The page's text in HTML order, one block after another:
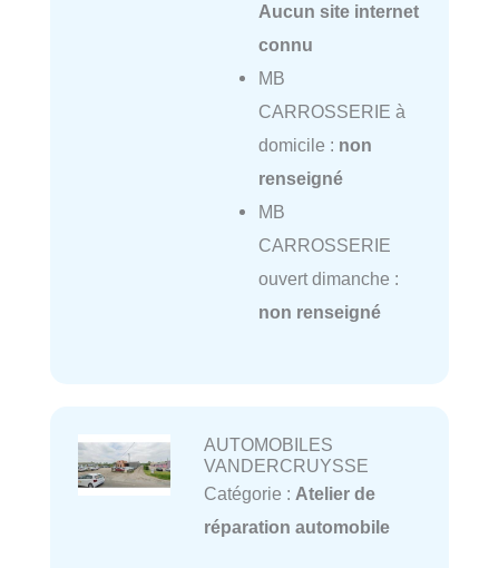
Aucun site internet
connu
MB
CARROSSERIE à
domicile : non
renseigné
MB
CARROSSERIE
ouvert dimanche :
non renseigné
AUTOMOBILES
VANDERCRUYSSE
Catégorie : Atelier de
réparation automobile